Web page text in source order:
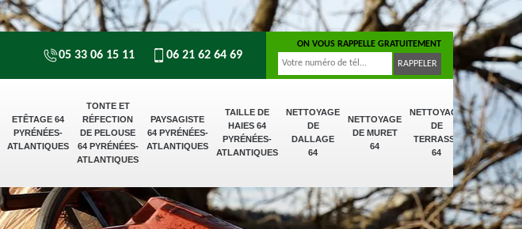
ETÊTAGE 64
PYRÉNÉES-
ATLANTIQUES
TONTE ET
RÉFECTION
DE PELOUSE
64 PYRÉNÉES-
ATLANTIQUES
PAYSAGISTE
64 PYRÉNÉES-
ATLANTIQUES
TAILLE DE
HAIES 64
PYRÉNÉES-
ATLANTIQUES
NETTOYAGE
DE
DALLAGE
64
NETTOYAGE
DE MURET
64
NETTOYAGE
DE
TERRASSE
64
05 33 06 15 11 06 21 62 64 69
ON VOUS RAPPELLE GRATUITEMENT